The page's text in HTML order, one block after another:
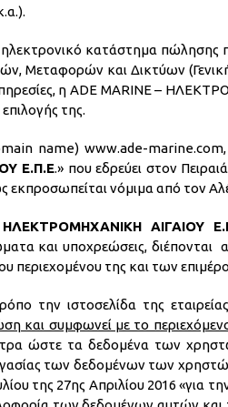
κατάστημα πώλησης
Μεταφορών και Δικτύων
η ADE MARINE –
της.
name) www.ade-marine.com,
Ε.Π.Ε.» που εδρεύει στον
εκπροσωπείται νόμιμα από τον
ΑΙΓΑΙΟΥ
και υποχρεώσεις, διέπονται
περιεχομένου της και των
την ιστοσελίδα της
και συμφωνεί με το
ώστε τα δεδομένα των
των δεδομένων των
της 27ης Απριλίου 2016